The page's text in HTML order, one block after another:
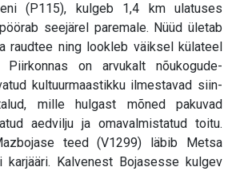
(P115), kulgeb 1,4 km ulatuses
seejärel paremale. Nüüd ületab
raudtee ning lookleb väiksel külateel
Piirkonnas on arvukalt nõukogude-
kultuurmaastikku ilmestavad siin-
mille hulgast mõned pakuvad
aedvilju ja omavalmistatud toitu.
teed (V1299) läbib Metsa
karjääri. Kalvenest Bojasesse kulgev